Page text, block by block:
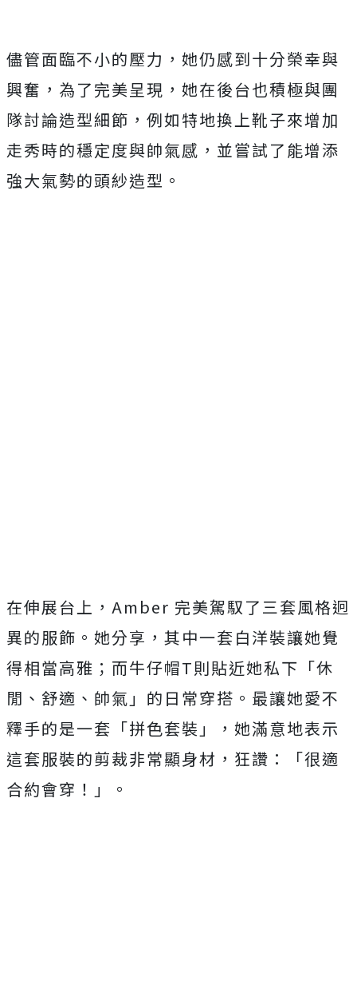
儘管面臨不小的壓力， 她仍感到十分榮幸與
興奮，為了完美呈現， 她在後台也積極與團
隊討論造型細節， 例如特地換上靴子來增加
走秀時的穩定度與帥氣感， 並嘗試了能增添
強大氣勢的頭紗造型。
在伸展台上，Amber 完美駕馭了三套風格迥
異的服飾。她分享， 其中一套白洋裝讓她覺
得相當高雅；而牛仔帽T則貼近她私下「休
閒、舒適、帥氣」的日常穿搭。最讓她愛不
釋手的是一套「拼色套裝」，她滿意地表示
這套服裝的剪裁非常顯身材，狂讚：「很適
合約會穿！」。